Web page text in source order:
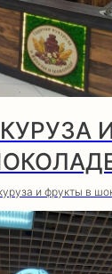
и фрукты в